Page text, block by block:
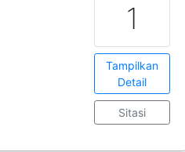
1
Tampilkan
Detail
Sitasi